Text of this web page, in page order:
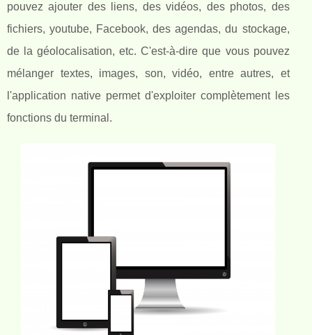
pouvez ajouter des liens, des vidéos, des photos, des
fichiers, youtube, Facebook, des agendas, du stockage,
de la géolocalisation, etc. C'est-à-dire que vous pouvez
mélanger textes, images, son, vidéo, entre autres, et
l'application native permet d'exploiter complètement les
fonctions du terminal.